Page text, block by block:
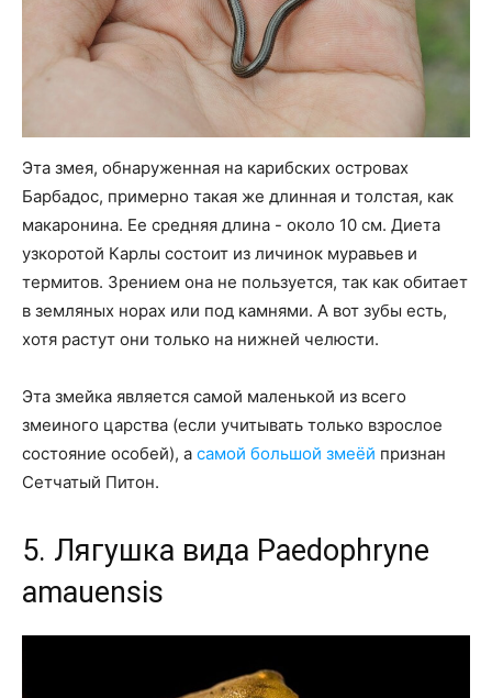
Эта змея, обнаруженная на карибских островах
Барбадос, примерно такая же длинная и толстая, как
макаронина. Ее средняя длина - около 10 см. Диета
узкоротой Карлы состоит из личинок муравьев и
термитов. Зрением она не пользуется, так как обитает
в земляных норах или под камнями. А вот зубы есть,
хотя растут они только на нижней челюсти.
Эта змейка является самой маленькой из всего
змеиного царства (если учитывать только взрослое
состояние особей), а самой большой змеёй признан
Сетчатый Питон.
5. Лягушка вида Paedophryne
amauensis